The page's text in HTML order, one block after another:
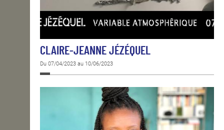
CLAIRE-JEANNE JÉZÉQUEL
Du 07/04/2023 au 10/06/2023